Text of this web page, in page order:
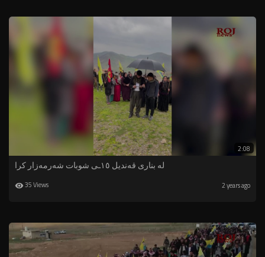
2:08
لە بناری قەندیل ١٥ـی شوبات شەرمەزار کرا
35 Views 2 years ago